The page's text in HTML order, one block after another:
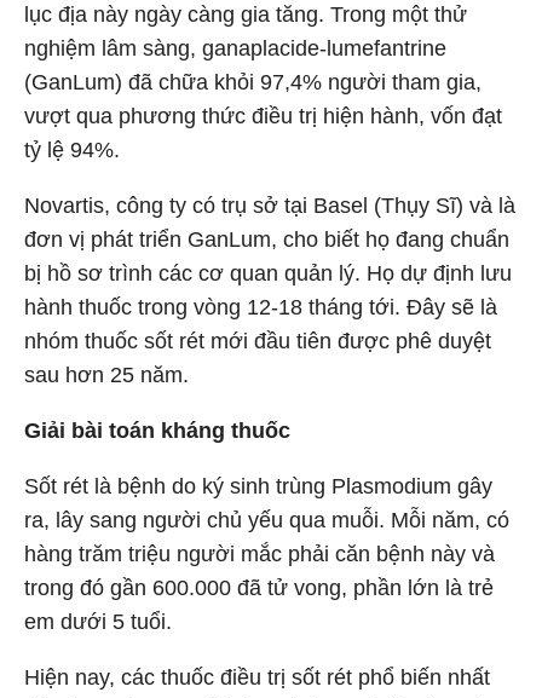
lục địa này ngày càng gia tăng. Trong một thử
nghiệm lâm sàng, ganaplacide-lumefantrine
(GanLum) đã chữa khỏi 97,4% người tham gia,
vượt qua phương thức điều trị hiện hành, vốn đạt
tỷ lệ 94%.
Novartis, công ty có trụ sở tại Basel (Thụy Sĩ) và là
đơn vị phát triển GanLum, cho biết họ đang chuẩn
bị hồ sơ trình các cơ quan quản lý. Họ dự định lưu
hành thuốc trong vòng 12-18 tháng tới. Đây sẽ là
nhóm thuốc sốt rét mới đầu tiên được phê duyệt
sau hơn 25 năm.
Giải bài toán kháng thuốc
Sốt rét là bệnh do ký sinh trùng Plasmodium gây
ra, lây sang người chủ yếu qua muỗi. Mỗi năm, có
hàng trăm triệu người mắc phải căn bệnh này và
trong đó gần 600.000 đã tử vong, phần lớn là trẻ
em dưới 5 tuổi.
Hiện nay, các thuốc điều trị sốt rét phổ biến nhất